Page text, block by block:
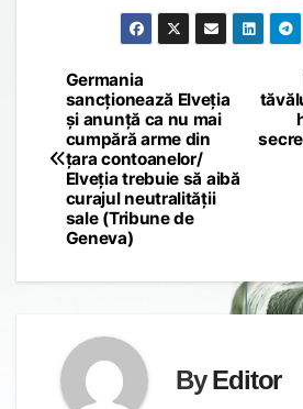
Post
navigation
Germania
sancționează Elveția
și anunță ca nu mai
cumpără arme din
țara contoanelor/
Elveția trebuie să aibă
curajul neutralității
sale (Tribune de
Geneva)
ByEditor